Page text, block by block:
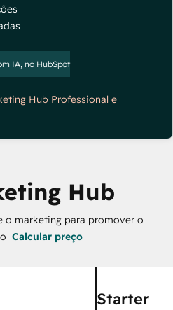
IA, no HubSpot
Hub Professional e
Hub
o marketing para promover o
Calcular preço
Starter